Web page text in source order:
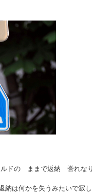
ドの ままで返納 誉れな
納は何かを失うみたいで寂